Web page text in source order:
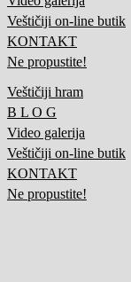
Veštičiji on-line butik
KONTAKT
Ne propustite!
Veštičiji hram
B L O G
Video galerija
Veštičiji on-line butik
KONTAKT
Ne propustite!